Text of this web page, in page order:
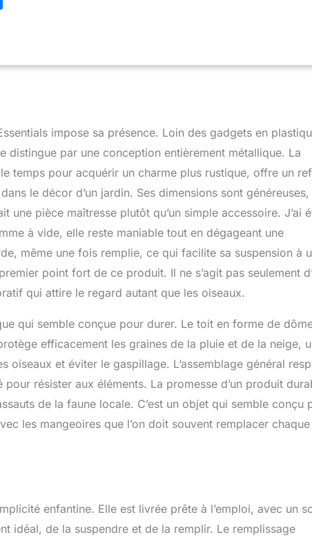
impose sa présence. Loin des gadgets en
distingue par une conception entièrement métallique. La
temps pour acquérir un charme plus rustique, offre un
le décor d’un jardin. Ses dimensions sont généreuses,
pièce maîtresse plutôt qu’un simple accessoire. J’ai
à vide, elle reste maniable tout en dégageant une
même une fois remplie, ce qui facilite sa suspension à
point fort de ce produit. Il ne s’agit pas seulement
qui attire le regard autant que les oiseaux.
qui semble conçue pour durer. Le toit en forme de
efficacement les graines de la pluie et de la neige,
et éviter le gaspillage. L’assemblage général
résister aux éléments. La promesse d’un produit
de la faune locale. C’est un objet qui semble conçu
les mangeoires que l’on doit souvent remplacer chaque
enfantine. Elle est livrée prête à l’emploi, avec un
idéal, de la suspendre et de la remplir. Le remplissage